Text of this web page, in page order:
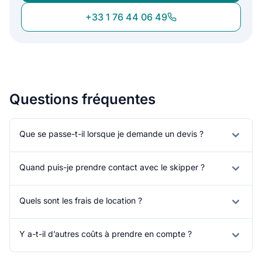
+33 1 76 44 06 49
Questions fréquentes
Que se passe-t-il lorsque je demande un devis ?
Quand puis-je prendre contact avec le skipper ?
Quels sont les frais de location ?
Y a-t-il d’autres coûts à prendre en compte ?